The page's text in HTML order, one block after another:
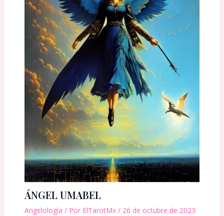
ÁNGEL UMABEL
Angelología / Por ElTarotMx / 26 de octubre de 2023